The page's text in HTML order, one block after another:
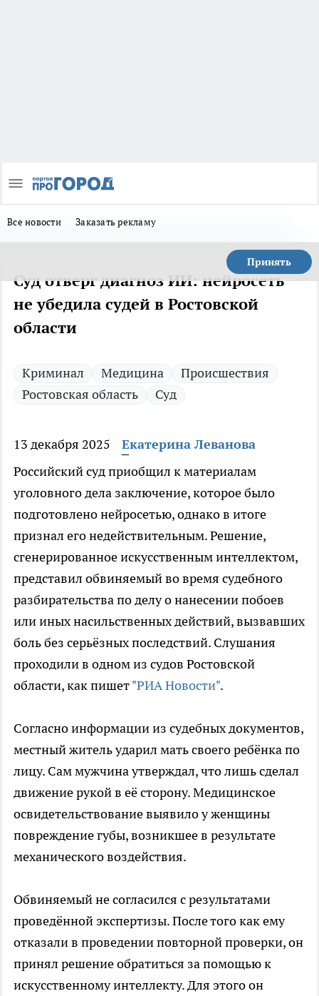
Все новости Заказать рекламу
Принять
Суд отверг диагноз ИИ: нейросеть
не убедила судей в Ростовской
области
Криминал Медицина
Происшествия
Ростовская область
Суд
13 декабря 2025
Екатерина Леванова
Российский суд приобщил к материалам
уголовного дела заключение, которое было
подготовлено нейросетью, однако в итоге
признал его недействительным. Решение,
сгенерированное искусственным интеллектом,
представил обвиняемый во время судебного
разбирательства по делу о нанесении побоев
или иных насильственных действий, вызвавших
боль без серьёзных последствий. Слушания
проходили в одном из судов Ростовской
области, как пишет"РИА Новости".
Согласно информации из судебных документов,
местный житель ударил мать своего ребёнка по
лицу. Сам мужчина утверждал, что лишь сделал
движение рукой в её сторону. Медицинское
освидетельствование выявило у женщины
повреждение губы, возникшее в результате
механического воздействия.
Обвиняемый не согласился с результатами
проведённой экспертизы. После того как ему
отказали в проведении повторной проверки, он
принял решение обратиться за помощью к
искусственному интеллекту. Для этого он